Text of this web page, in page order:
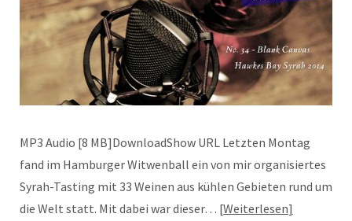
MP3 Audio [8 MB]DownloadShow URL Letzten Montag
fand im Hamburger Witwenball ein von mir organisiertes
Syrah-Tasting mit 33 Weinen aus kühlen Gebieten rund um
die Welt statt. Mit dabei war dieser… Weiterlesen